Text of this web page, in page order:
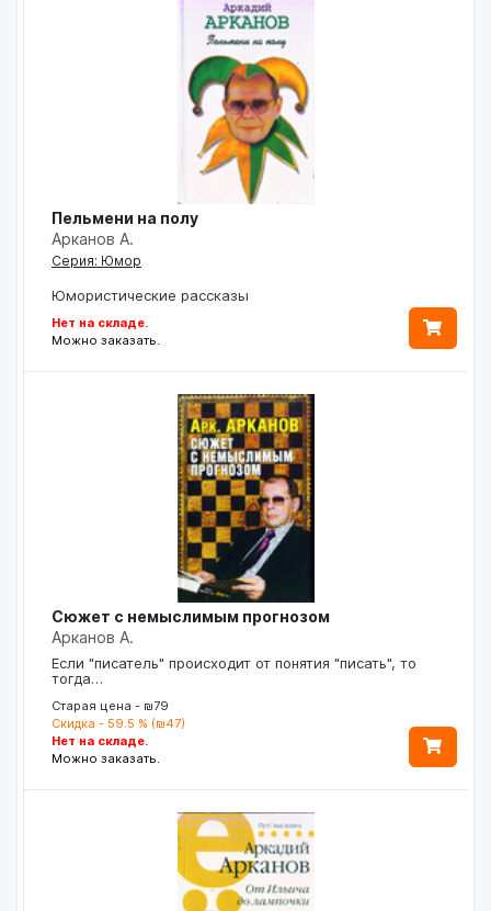
Пельмени на полу
Арканов А.
Серия: Юмор
Юмористические рассказы
Нет на складе.
Можно заказать.
Сюжет с немыслимым прогнозом
Арканов А.
Если "писатель" происходит от понятия "писать", то
тогда…
Старая цена - ₪79
Скидка - 59.5 % (₪47)
Нет на складе.
Можно заказать.